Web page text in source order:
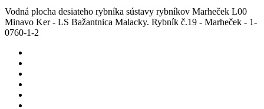
Vodná plocha desiateho rybníka sústavy rybníkov Marheček L00
Minavo Ker - LS Bažantnica Malacky. Rybník č.19 - Marheček - 1-
0760-1-2